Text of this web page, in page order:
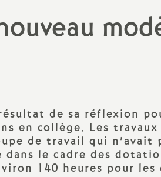
: AED, AESH, CPE
de sa réflexion
en collège. Les travaux
de travail qui n’avait
le cadre des
140 heures pour les